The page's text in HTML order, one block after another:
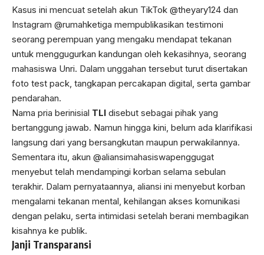
Kasus ini mencuat setelah akun TikTok @theyary124 dan
Instagram @rumahketiga mempublikasikan testimoni
seorang perempuan yang mengaku mendapat tekanan
untuk menggugurkan kandungan oleh kekasihnya, seorang
mahasiswa Unri. Dalam unggahan tersebut turut disertakan
foto test pack, tangkapan percakapan digital, serta gambar
pendarahan.
Nama pria berinisial TLI disebut sebagai pihak yang
bertanggung jawab. Namun hingga kini, belum ada klarifikasi
langsung dari yang bersangkutan maupun perwakilannya.
Sementara itu, akun @aliansimahasiswapenggugat
menyebut telah mendampingi korban selama sebulan
terakhir. Dalam pernyataannya, aliansi ini menyebut korban
mengalami tekanan mental, kehilangan akses komunikasi
dengan pelaku, serta intimidasi setelah berani membagikan
kisahnya ke publik.
Janji Transparansi